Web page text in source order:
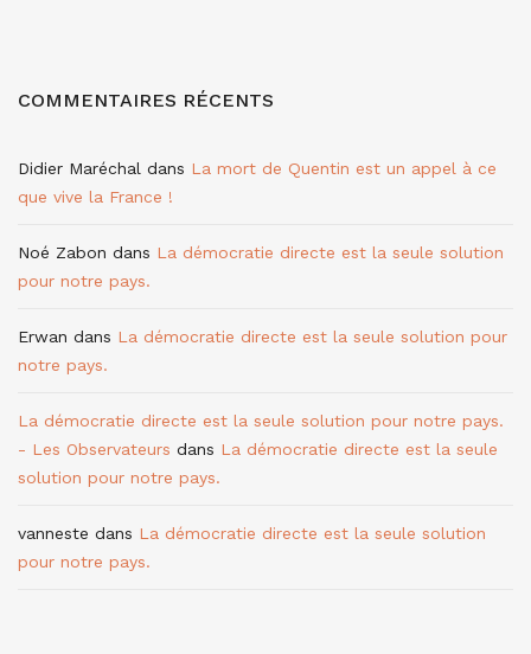
COMMENTAIRES RÉCENTS
Didier Maréchal dans La mort de Quentin est un appel à ce
que vive la France !
Noé Zabon dans La démocratie directe est la seule solution
pour notre pays.
Erwan dans La démocratie directe est la seule solution pour
notre pays.
La démocratie directe est la seule solution pour notre pays.
- Les Observateurs dans La démocratie directe est la seule
solution pour notre pays.
vanneste dans La démocratie directe est la seule solution
pour notre pays.